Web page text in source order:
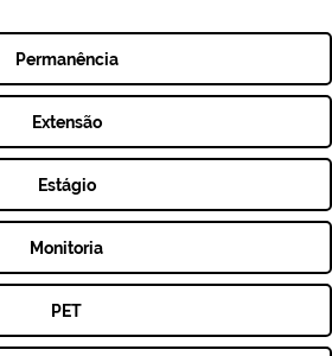
Permanência
Extensão
Estágio
Monitoria
PET